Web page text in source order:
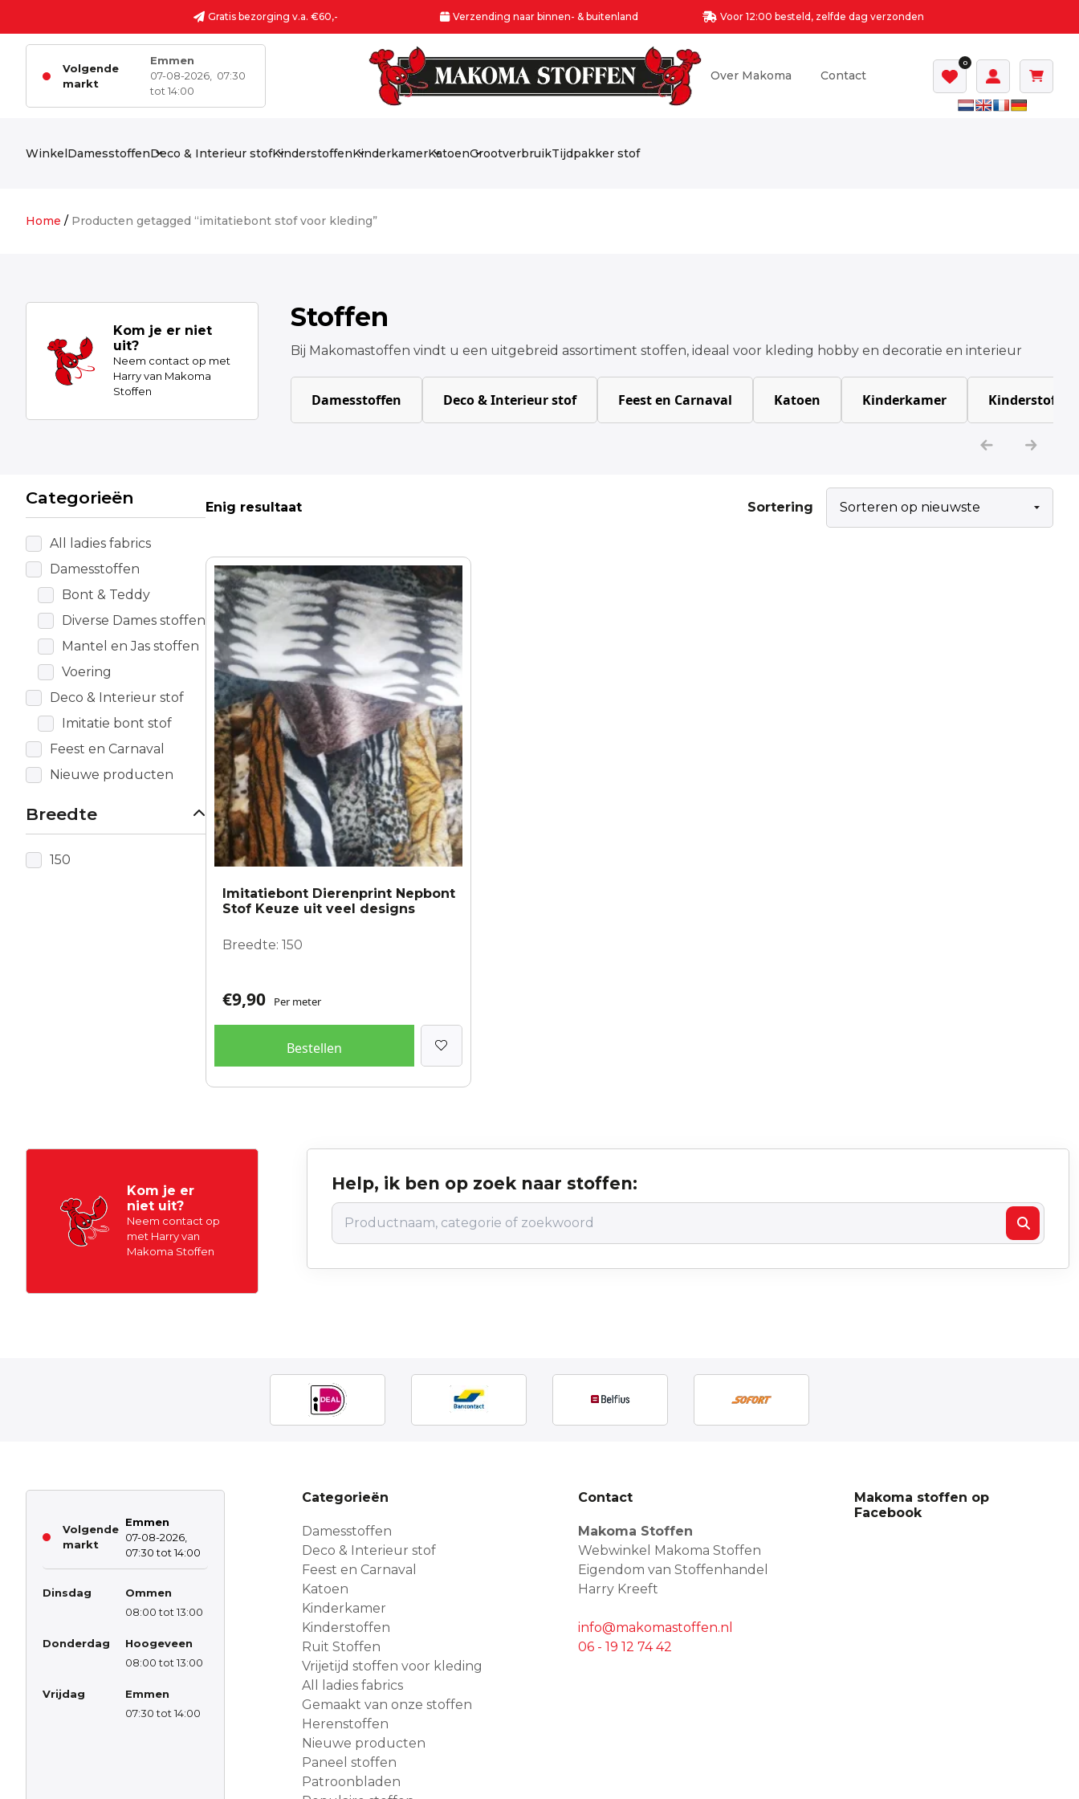
Gratis bezorging v.a. €60,- Verzending naar binnen- & buitenland Voor 12:00 besteld, zelfde dag verzonden
Volgende
markt
Emmen
07-08-2026,
07:30
tot 14:00
Over Makoma Contact
0
WinkelDamesstoffenDeco & Interieur stofKinderstoffenKinderkamerKatoenGrootverbruikTijdpakker stof
Home / Producten getagged “imitatiebont stof voor kleding”
Kom je er niet
uit?
Neem contact op met
Harry van Makoma
Stoffen
Stoffen
Bij Makomastoffen vindt u een uitgebreid assortiment stoffen, ideaal voor kleding hobby en decoratie en interieur
Damesstoffen Deco & Interieur stof Feest en Carnaval Katoen Kinderkamer Kinderstoffen
Categorieën
All ladies fabrics
Damesstoffen
Bont & Teddy
Diverse Dames stoffen
Mantel en Jas stoffen
Voering
Deco & Interieur stof
Imitatie bont stof
Feest en Carnaval
Nieuwe producten
Breedte
150
Enig resultaat Sortering
Imitatiebont Dierenprint Nepbont
Stof Keuze uit veel designs
Breedte: 150
€9,90 Per meter
Bestellen
Dit
product
heeft
meerdere
variaties.
Deze
optie
kan
gekozen
worden
op
de
productpagina
Kom je er
niet uit?
Neem contact op
met Harry van
Makoma Stoffen
Help, ik ben op zoek naar stoffen:
Volgende
markt
Emmen
07-08-2026,
07:30 tot 14:00
Dinsdag
Ommen
08:00 tot 13:00
Donderdag
Hoogeveen
08:00 tot 13:00
Vrijdag
Emmen
07:30 tot 14:00
Categorieën
Damesstoffen
Deco & Interieur stof
Feest en Carnaval
Katoen
Kinderkamer
Kinderstoffen
Ruit Stoffen
Vrijetijd stoffen voor kleding
All ladies fabrics
Gemaakt van onze stoffen
Herenstoffen
Nieuwe producten
Paneel stoffen
Patroonbladen
Contact
Makoma Stoffen
Webwinkel Makoma Stoffen
Eigendom van Stoffenhandel
Harry Kreeft
info@makomastoffen.nl
06 - 19 12 74 42
Makoma stoffen op
Facebook